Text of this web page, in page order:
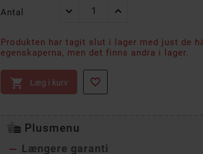
Antal
Produkten har tagit slut i lager med just de
egenskaperna, men det finns andra i lager.
 Læg i kurv 
Plusmenu
 Længere garanti